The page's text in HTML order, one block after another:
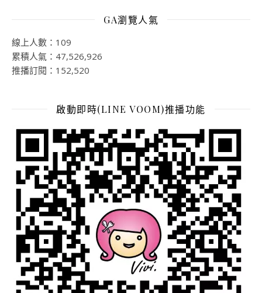
GA瀏覽人氣
線上人數：109
累積人氣：47,526,926
推播訂閱：152,520
啟動即時(LINE VOOM)推播功能